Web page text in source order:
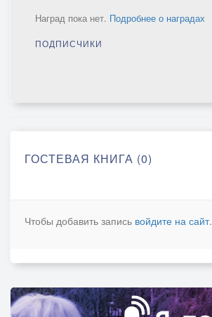
Наград пока нет. Подробнее о наградах
ПОДПИСЧИКИ
ГОСТЕВАЯ КНИГА (0)
Чтобы добавить запись войдите на сайт.